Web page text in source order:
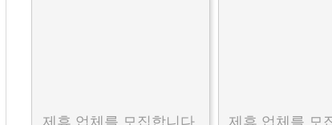
제휴 업체를 모집합니다. 제휴 업체를 모